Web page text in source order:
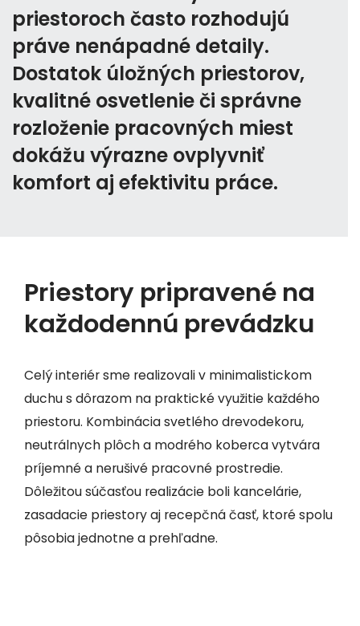
priestoroch často rozhodujú
práve nenápadné detaily.
Dostatok úložných priestorov,
kvalitné osvetlenie či správne
rozloženie pracovných miest
dokážu výrazne ovplyvniť
komfort aj efektivitu práce.
Priestory pripravené na
každodennú prevádzku
Celý interiér sme realizovali v minimalistickom
duchu s dôrazom na praktické využitie každého
priestoru. Kombinácia svetlého drevodekoru,
neutrálnych plôch a modrého koberca vytvára
príjemné a nerušivé pracovné prostredie.
Dôležitou súčasťou realizácie boli kancelárie,
zasadacie priestory aj recepčná časť, ktoré spolu
pôsobia jednotne a prehľadne.